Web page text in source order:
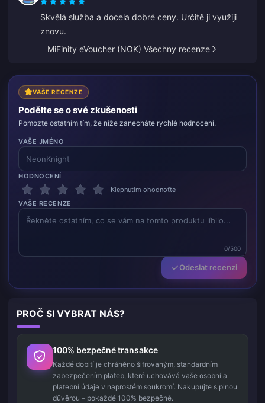
Usnadňuje to život.
Skvělá služba a docela dobré ceny. Určitě ji využiji
znovu.
MiFinity eVoucher (NOK) Všechny recenze
VAŠE RECENZE
Podělte se o své zkušenosti
Pomozte ostatním tím, že níže zanecháte rychlé hodnocení.
VAŠE JMÉNO
HODNOCENÍ
Klepnutím ohodnoťte
VAŠE RECENZE
0/500
Odeslat recenzi
PROČ SI VYBRAT NÁS?
100% bezpečné transakce
Každé dobití je chráněno šifrovaným, standardním
zabezpečením plateb, které uchovává vaše osobní a
platební údaje v naprostém soukromí. Nakupujte s plnou
důvěrou – pokaždé 100% bezpečně.